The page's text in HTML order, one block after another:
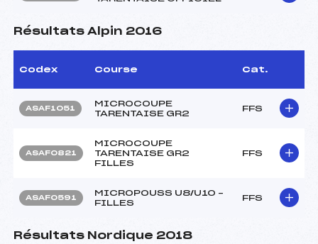
Résultats Alpin 2016
Codex Course Cat.
ASAF1051
MICROCOUPE
TARENTAISE GR2
FFS
ASAF0821
MICROCOUPE
TARENTAISE GR2
FILLES
FFS
ASAF0591
MICROPOUSS U8/U10 –
FILLES
FFS
Résultats Nordique 2018